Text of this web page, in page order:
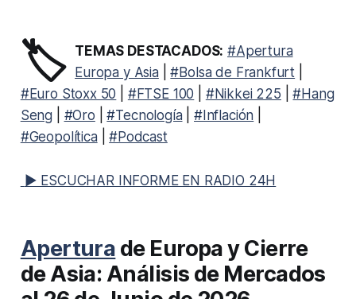
🏷️ TEMAS DESTACADOS: #Apertura
Europa y Asia|#Bolsa de Frankfurt
#Euro Stoxx 50
#FTSE 100 #Nikkei 225 |#Hang
Seng
#Oro |#Tecnología| #Inflación
#Geopolítica|#Podcast
▶ ESCUCHAR INFORME EN RADIO 24H
Apertura de Europa y Cierre
de Asia: Análisis de Mercados